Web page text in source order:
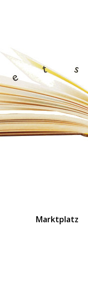
Marktplatz